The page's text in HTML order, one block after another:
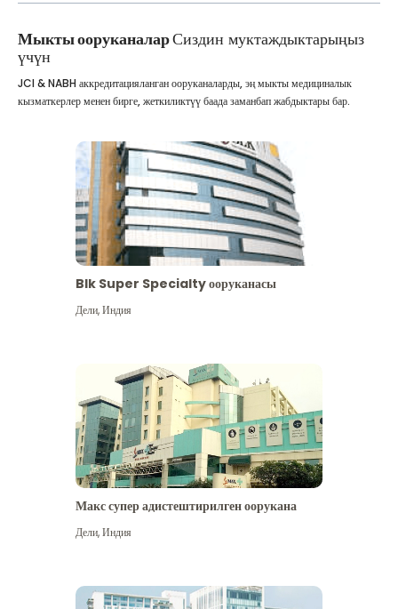
Мыкты ооруканаларСиздин муктаждыктарыңыз
үчүн
JCI & NABH аккредитацияланган ооруканаларды, эң мыкты медициналык
кызматкерлер менен бирге, жеткиликтүү баада заманбап жабдыктары бар.
Blk Super Specialty ооруканасы
Дели,Индия
Макс супер адистештирилген оорукана
Дели,Индия